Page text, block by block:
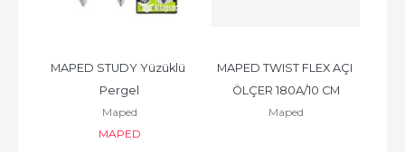
MAPED STUDY Yüzüklü
Pergel
Maped
MAPED
MAPED TWIST FLEX AÇI
ÖLÇER 180A/10 CM
Maped